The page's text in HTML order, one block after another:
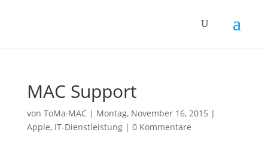
MAC Support
von ToMa·MAC| Montag, November 16, 2015 |
Apple, IT-Dienstleistung| 0 Kommentare